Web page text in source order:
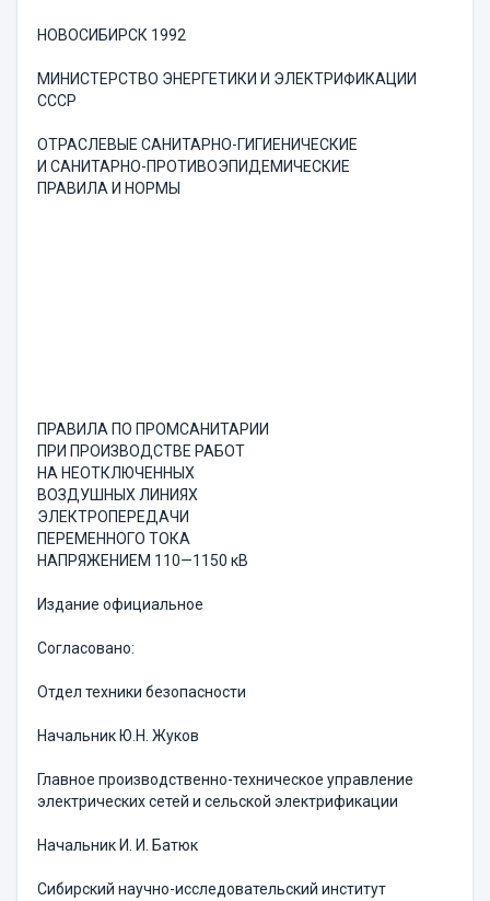
НОВОСИБИРСК 1992
МИНИСТЕРСТВО ЭНЕРГЕТИКИ И ЭЛЕКТРИФИКАЦИИ
СССР
ОТРАСЛЕВЫЕ САНИТАРНО-ГИГИЕНИЧЕСКИЕ
И САНИТАРНО-ПРОТИВОЭПИДЕМИЧЕСКИЕ
ПРАВИЛА И НОРМЫ
ПРАВИЛА ПО ПРОМСАНИТАРИИ
ПРИ ПРОИЗВОДСТВЕ РАБОТ
НА НЕОТКЛЮЧЕННЫХ
ВОЗДУШНЫХ ЛИНИЯХ
ЭЛЕКТРОПЕРЕДАЧИ
ПЕРЕМЕННОГО ТОКА
НАПРЯЖЕНИЕМ 110—1150 кВ
Издание официальное
Согласовано:
Отдел техники безопасности
Начальник Ю.Н. Жуков
Главное производственно-техническое управление
электрических сетей и сельской электрификации
Начальник И. И. Батюк
Сибирский научно-исследовательский институт